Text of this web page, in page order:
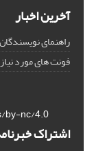
آخرین اخبار
راهنمای نویسندگان
فونت های مورد
by-nc/4.0/
اشتراک